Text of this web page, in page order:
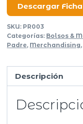
cantidad
Descargar
SKU: PR003
Categorías: Bolsos &
Padre, Merchandising
Descripción